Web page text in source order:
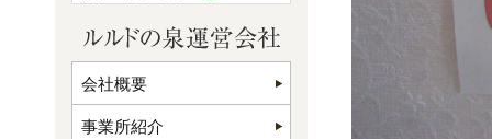
会社概要
事業所紹介